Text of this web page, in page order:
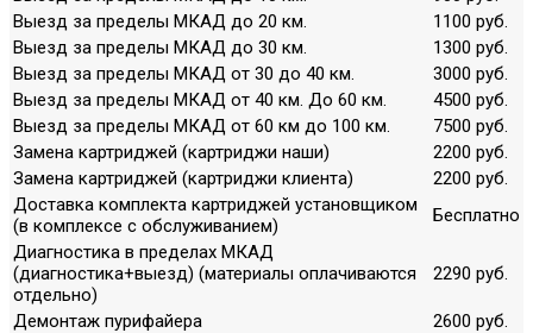
Выезд за пределы МКАД до 20 км.
1100 руб.
Выезд за пределы МКАД до 30 км.
1300 руб.
Выезд за пределы МКАД от 30 до 40 км.
3000 руб.
Выезд за пределы МКАД от 40 км. До 60 км.
4500 руб.
Выезд за пределы МКАД от 60 км до 100 км.
7500 руб.
Замена картриджей (картриджи наши)
2200 руб.
Замена картриджей (картриджи клиента)
2200 руб.
Доставка комплекта картриджей установщиком
(в комплексе с обслуживанием)
Бесплатно
Диагностика в пределах МКАД
(диагностика+выезд) (материалы оплачиваются
отдельно)
2290 руб.
Демонтаж пурифайера
2600 руб.